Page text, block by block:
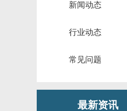
新闻动态
行业动态
常见问题
最新资讯